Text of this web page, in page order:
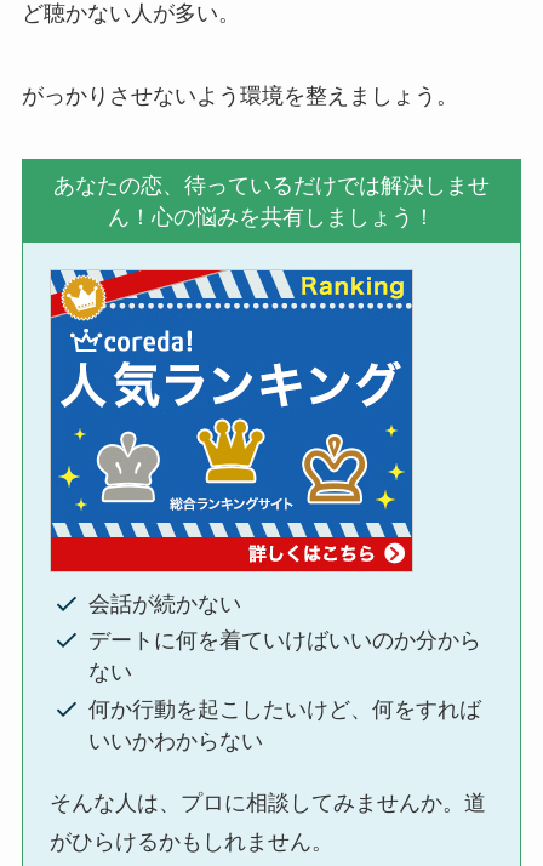
ど聴かない人が多い。
がっかりさせないよう環境を整えましょう。
あなたの恋、待っているだけでは解決しませ
ん！心の悩みを共有しましょう！
会話が続かない
デートに何を着ていけばいいのか分から
ない
何か行動を起こしたいけど、何をすれば
いいかわからない
そんな人は、プロに相談してみませんか。道
がひらけるかもしれません。